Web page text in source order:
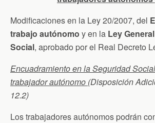
Modificaciones en la Ley 20/2007, del
trabajo autónomo y en la Ley
Social, aprobado por el Real Decreto
Encuadramiento en la Seguridad
trabajador autónomo (Disposición
12.2)
Los trabajadores autónomos podrán